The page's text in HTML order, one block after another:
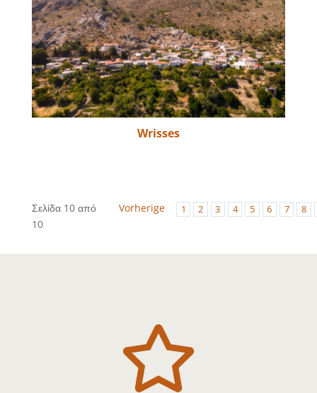
Wrisses
Σελίδα 10 από
10
Vorherige 1 2 3 4 5 6 7 8
